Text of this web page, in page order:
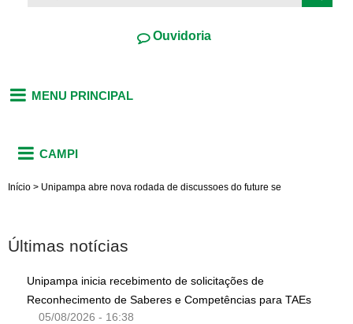
Ouvidoria
MENU PRINCIPAL
CAMPI
Início > Unipampa abre nova rodada de discussoes do future se
Últimas notícias
Unipampa inicia recebimento de solicitações de
Reconhecimento de Saberes e Competências para TAEs
05/08/2026 - 16:38